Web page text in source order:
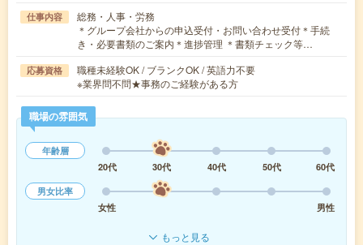
仕事内容
総務・人事・労務
＊グループ会社からの申込受付・お問い合わせ受付＊手続
き・必要書類のご案内＊進捗管理 ＊書類チェック等…
応募資格
職種未経験OK / ブランクOK / 英語力不要
※業界問不問★事務のご経験がある方
職場の雰囲気
年齢層
20代
30代 40代 50代
60代
男女比率
女性
男性
もっと見る